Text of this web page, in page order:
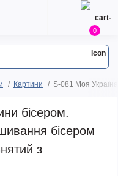
0
Картини S-081 Моя
бісером.
бісером
з